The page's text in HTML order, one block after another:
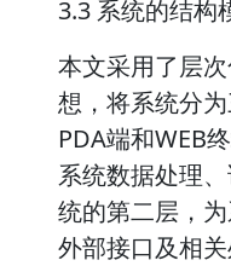
3.3 系统的结构
本文采用了层
想，将系统分为
PDA端和WEB
系统数据处理
统的第二层，
外部接口及相